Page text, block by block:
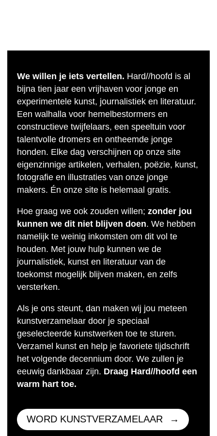
We willen je iets vertellen. Hard//hoofd is al
bijna tien jaar een vrijhaven voor jonge en
experimentele kunst, journalistiek en literatuur.
Een walhalla voor hemelbestormers en
constructieve twijfelaars, een speeltuin voor
talentvolle dromers en ontheemde jonge
honden. Elke dag verschijnen op onze site
eigenzinnige artikelen, verhalen, poëzie, kunst,
fotografie en illustraties van onze jonge
makers. Én onze site is helemaal gratis.
Hoe graag we ook zouden willen; zonder jou
kunnen we dit niet blijven doen. We hebben
namelijk te weinig inkomsten om dit vol te
houden. Met jouw hulp kunnen we de
journalistiek, kunst en literatuur van de
toekomst mogelijk blijven maken, en zelfs
versterken.
Als je ons steunt, dan maken wij jou meteen
kunstverzamelaar door je speciaal
geselecteerde kunstwerken toe te sturen.
Verzamel kunst en help je favoriete tijdschrift
het volgende decennium door. We zullen je
eeuwig dankbaar zijn. Draag Hard//hoofd een
warm hart toe.
WORD KUNSTVERZAMELAAR